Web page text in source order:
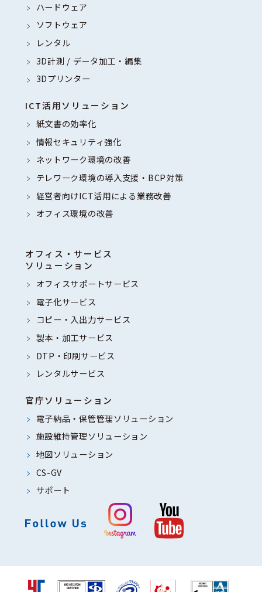
ハードウェア
ソフトウェア
レンタル
3D計測 / データ加工・編集
3Dプリンター
ICT活用ソリューション
紙文書の効率化
情報セキュリティ強化
ネットワーク環境の改善
テレワーク環境の導入支援・BCP対策
経営者向けICT活用による業務改善
オフィス環境の改善
オフィス・サービス
ソリューション
オフィスサポートサービス
電子化サービス
コピー・入出力サービス
製本・加工サービス
DTP・印刷サービス
レンタルサービス
官庁ソリューション
電子納品・保管管理ソリューション
施設維持管理ソリューション
地図ソリューション
CS-GV
サポート